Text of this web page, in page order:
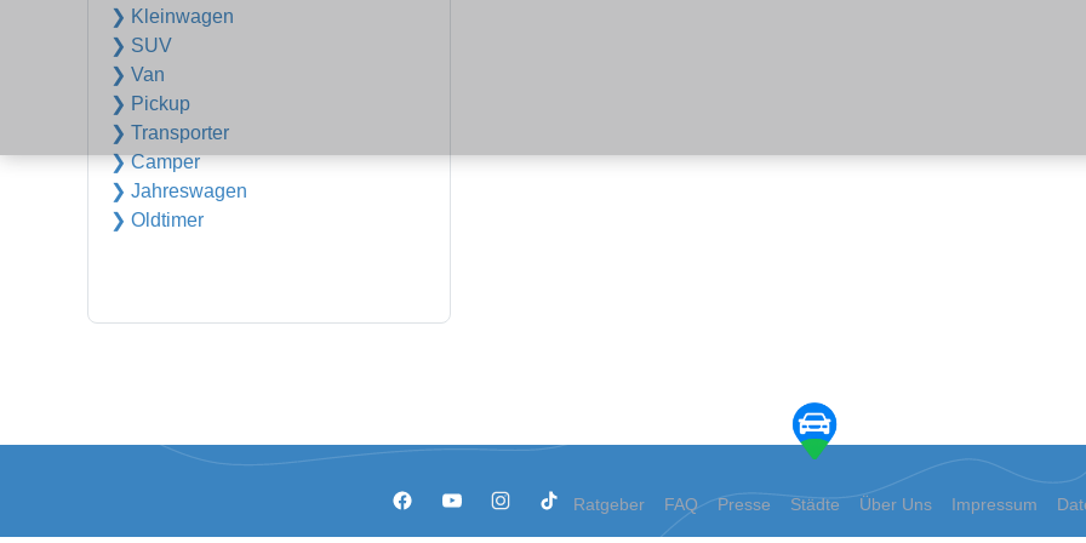
❯ Kleinwagen
❯ SUV
❯ Van
❯ Pickup
❯ Transporter
❯ Camper
❯ Jahreswagen
❯ Oldtimer
Ratgeber FAQ Presse Städte Über Uns Impressum